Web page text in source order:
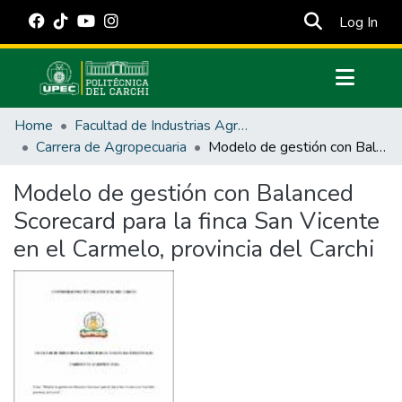
Log In
Communities & Collections
All of DSpace
Estadísticas Externas
Manuales
Home
Facultad de Industrias Agropecuarias y Ciencias Ambientales
Carrera de Agropecuaria
Modelo de gestión con Balanced Scorecard para la finca San Vicente en el Carmelo, provincia del Carchi
Modelo de gestión con Balanced
Scorecard para la finca San Vicente
en el Carmelo, provincia del Carchi